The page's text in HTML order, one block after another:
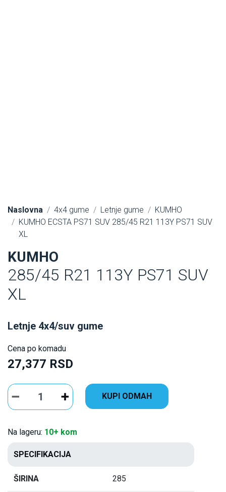
Naslovna 4x4 gume Letnje gume
KUMHO
KUMHO ECSTA PS71 SUV 285/45 R21 113Y PS71 SUV
XL
KUMHO
285/45 R21 113Y PS71 SUV
XL
Letnje 4x4/suv gume
Cena po komadu
27,377 RSD
KUPI ODMAH
Na lageru: 10+ kom
SPECIFIKACIJA
ŠIRINA 285